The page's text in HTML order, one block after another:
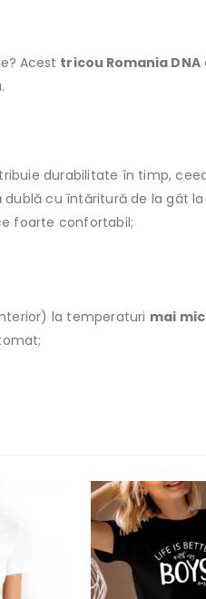
Acest tricou Romania DNA
durabilitate în timp,
cu întăritură de la gât
foarte confortabil;
la temperaturi mai